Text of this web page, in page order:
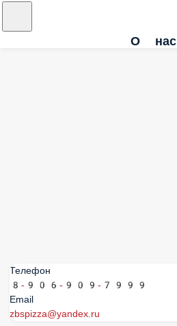
О нас
Телефон
8-906-909-7999
Email
zbspizza@yandex.ru